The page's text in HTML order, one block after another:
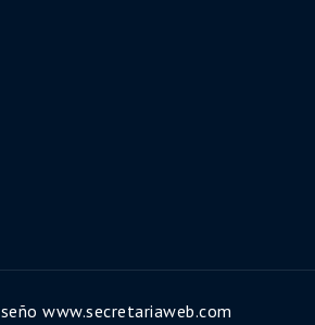
www.secretariaweb.com